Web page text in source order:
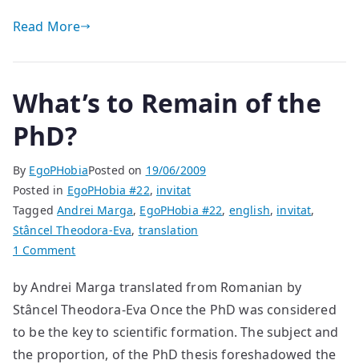
Read More
What’s to Remain of the
PhD?
By EgoPHobiaPosted on 19/06/2009
Posted in EgoPHobia #22, invitat
TaggedAndrei Marga, EgoPHobia #22, english, invitat,
Stâncel Theodora-Eva, translation
1 Commenton
to
Remain
of
the
by Andrei Marga translated from Romanian by
Stâncel Theodora-Eva Once the PhD was considered
to be the key to scientific formation. The subject and
the proportion, of the PhD thesis foreshadowed the